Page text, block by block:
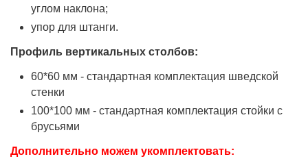
углом наклона;
упор для штанги.
Профиль вертикальных столбов:
60*60 мм - стандартная комплектация шведской
стенки
100*100 мм - стандартная комплектация стойки с
брусьями
Дополнительно можем укомплектовать: